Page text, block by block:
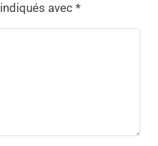
avec *